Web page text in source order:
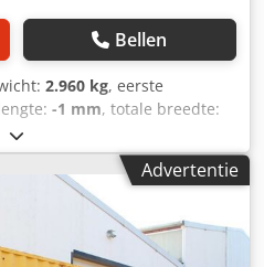
Bellen
2.960 kg, eerste
-1 mm, totale breedte:
Advertentie